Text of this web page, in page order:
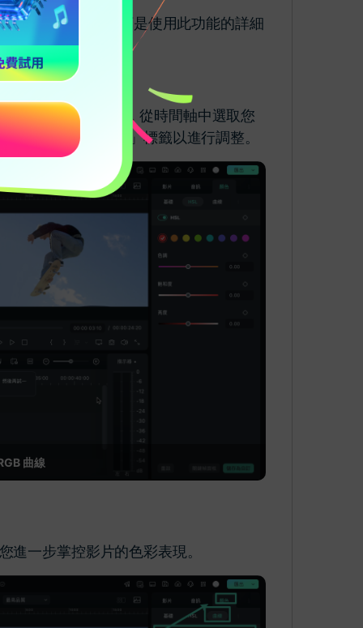
專屬的風格。以下是使用此功能的詳細
至時間軸。接著，從時間軸中選取您
項，選擇「曲線」標籤以進行調整。
曲線
進一步掌控影片的色彩表現。